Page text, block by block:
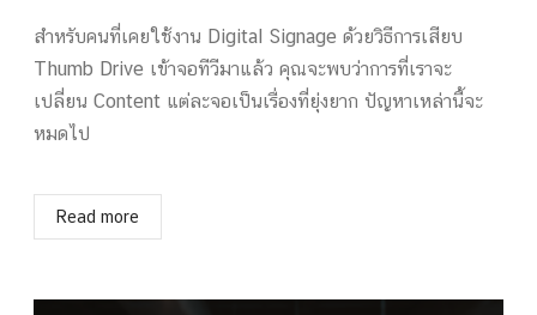
สำหรับคนที่เคยใช้งาน Digital Signage ด้วยวิธีการเสียบ
Thumb Drive เข้าจอทีวีมาแล้ว คุณจะพบว่าการที่เราจะ
เปลี่ยน Content แต่ละจอเป็นเรื่องที่ยุ่งยาก ปัญหาเหล่านี้จะ
หมดไป
Read more